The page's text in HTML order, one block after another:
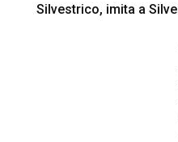
Silvestrico, imita a